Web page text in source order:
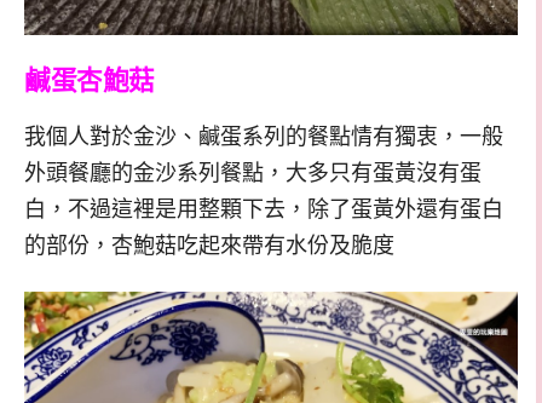
鹹蛋杏鮑菇
我個人對於金沙、鹹蛋系列的餐點情有獨衷，一般
外頭餐廳的金沙系列餐點，大多只有蛋黃沒有蛋
白，不過這裡是用整顆下去，除了蛋黃外還有蛋白
的部份，杏鮑菇吃起來帶有水份及脆度